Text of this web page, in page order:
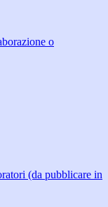
o
(da pubblicare in